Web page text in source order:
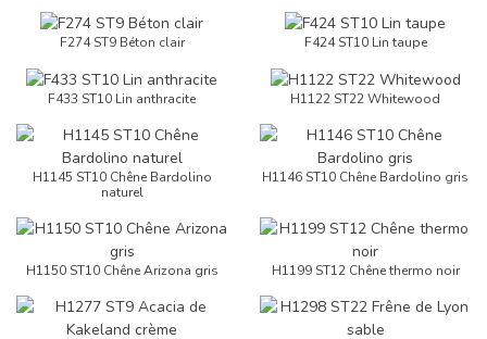
F274 ST9 Béton clair F424 ST10 Lin taupe
F433 ST10 Lin anthracite H1122 ST22 Whitewood
H1145 ST10 Chêne Bardolino
naturel
H1146 ST10 Chêne Bardolino gris
H1150 ST10 Chêne Arizona gris H1199 ST12 Chêne thermo noir